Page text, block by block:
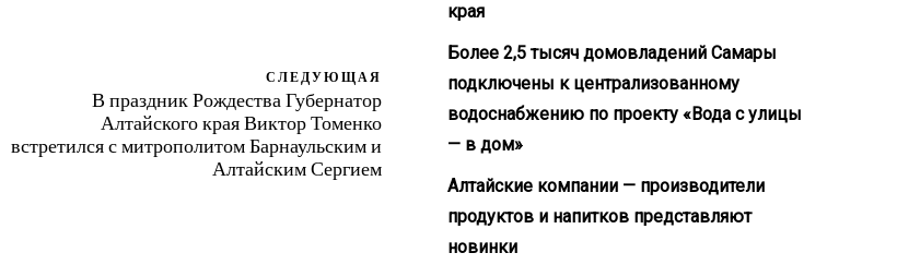
СЛЕДУЮЩАЯ
В праздник Рождества Губернатор
Алтайского края Виктор Томенко
встретился с митрополитом Барнаульским и
Алтайским Сергием
края
Более 2,5 тысяч домовладений Самары
подключены к централизованному
водоснабжению по проекту «Вода с улицы
— в дом»
Алтайские компании — производители
продуктов и напитков представляют
новинки